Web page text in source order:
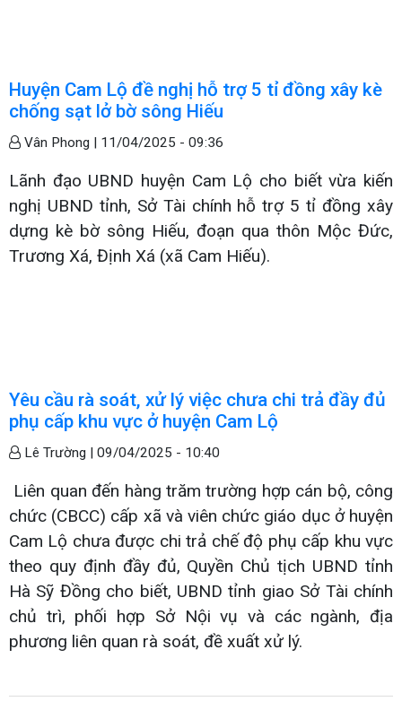
Huyện Cam Lộ đề nghị hỗ trợ 5 tỉ đồng xây kè
chống sạt lở bờ sông Hiếu
Vân Phong | 11/04/2025 - 09:36
Lãnh đạo UBND huyện Cam Lộ cho biết vừa kiến
nghị UBND tỉnh, Sở Tài chính hỗ trợ 5 tỉ đồng xây
dựng kè bờ sông Hiếu, đoạn qua thôn Mộc Đức,
Trương Xá, Định Xá (xã Cam Hiếu).
Yêu cầu rà soát, xử lý việc chưa chi trả đầy đủ
phụ cấp khu vực ở huyện Cam Lộ
Lê Trường | 09/04/2025 - 10:40
Liên quan đến hàng trăm trường hợp cán bộ, công
chức (CBCC) cấp xã và viên chức giáo dục ở huyện
Cam Lộ chưa được chi trả chế độ phụ cấp khu vực
theo quy định đầy đủ, Quyền Chủ tịch UBND tỉnh
Hà Sỹ Đồng cho biết, UBND tỉnh giao Sở Tài chính
chủ trì, phối hợp Sở Nội vụ và các ngành, địa
phương liên quan rà soát, đề xuất xử lý.